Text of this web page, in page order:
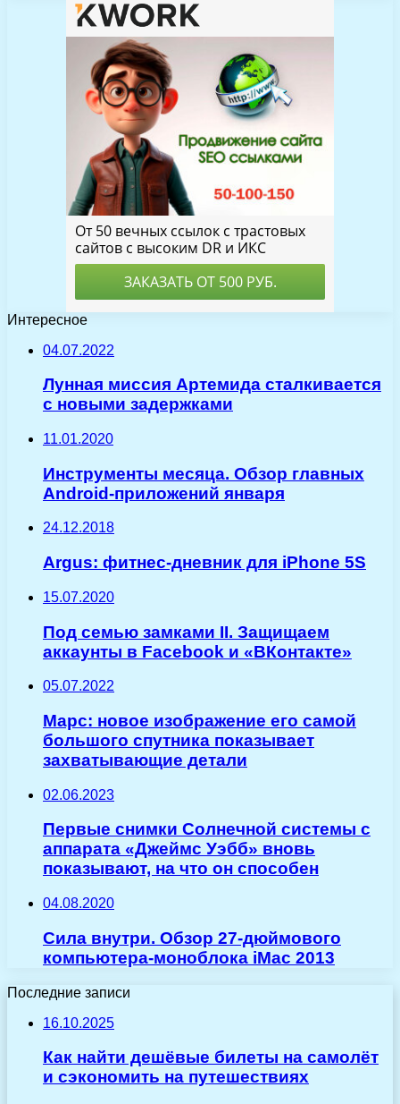
Интересное
04.07.2022
Лунная миссия Артемида сталкивается
с новыми задержками
11.01.2020
Инструменты месяца. Обзор главных
Android-приложений января
24.12.2018
Argus: фитнес-дневник для iPhone 5S
15.07.2020
Под семью замками II. Защищаем
аккаунты в Facebook и «ВКонтакте»
05.07.2022
Марс: новое изображение его самой
большого спутника показывает
захватывающие детали
02.06.2023
Первые снимки Солнечной системы с
аппарата «Джеймс Уэбб» вновь
показывают, на что он способен
04.08.2020
Сила внутри. Обзор 27-дюймового
компьютера-моноблока iMac 2013
Последние записи
16.10.2025
Как найти дешёвые билеты на самолёт
и сэкономить на путешествиях